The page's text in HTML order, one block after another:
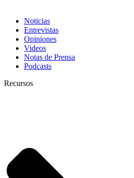
Noticias
Entrevistas
Opiniones
Videos
Notas de Prensa
Podcasts
Recursos